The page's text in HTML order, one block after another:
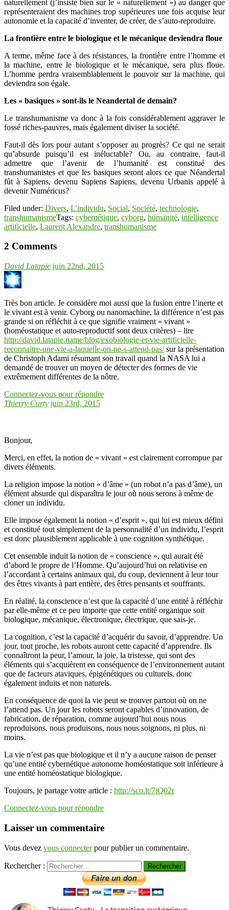
naturellement (j’insiste bien sur le « naturellement ») au danger que
représenteraient des machines trop supérieures une fois acquise leur
autonomie et la capacité d’inventer, de créer, de s’auto-reproduire.
La frontière entre le biologique et le mécanique deviendra floue
A terme, même face à des résistances, la frontière entre l’homme et
la machine, entre le biologique et le mécanique, sera plus floue.
L’homme perdra vraisemblablement le pouvoir sur la machine, qui
deviendra son égale.
Les « basiques » sont-ils le Neandertal de demain?
Le transhumanisme va donc à la fois considérablement aggraver le
fossé riches-pauvres, mais également diviser la société.
Faut-il dès lors pour autant s’opposer au progrès? Ce qui ne serait
qu’absurde puisqu’il est inéluctable? Ou, au contraire, faut-il
admettre que l’avenir de l’humanité est constitué des
transhumanistes et que les basiques seront alors ce que Néandertal
fût à Sapiens, devenu Sapiens Sapiens, devenu Urbanis appelé à
devenir Numéricus?
Filed under: Divers, L'individu, Social, Société, technologie,
transhumanismeTags: cybernétique, cyborg, humanité, intelligence
artificielle, Laurent Alexandre, transhumanisme
2 Comments
David Latapie juin 22nd, 2015
Très bon article. Je considère moi aussi que la fusion entre l’inerte et
le vivant est à venir. Cyborg ou nanomachine, la différence n’est pas
grande si on réfléchit à ce que signifie vraiment « vivant »
(homéostatique et auto-reproductif sont deux critères) – lire
http://david.latapie.name/blog/exobiologie-et-vie-artificielle-
reconnaitre-une-vie-a-laquelle-on-ne-s-attend-pas/sur la présentation
de Christoph Adami résumant son travail quand la NASA lui a
demandé de trouver un moyen de détecter des formes de vie
extrêmement différentes de la nôtre.
Connectez-vous pour répondre
Thierry Curty juin 23rd, 2015
Bonjour,
Merci, en effet, la notion de « vivant » est clairement corrompue par
divers éléments.
La religion impose la notion « d’âme » (un robot n’a pas d’âme), un
élément absurde qui disparaîtra le jour où nous serons à même de
cloner un individu.
Elle impose également la notion « d’esprit », qui lui est mieux défini
et constitué tout simplement de la personnalité d’un individu, l’esprit
est donc plausiblement applicable à une cognition synthétique.
Cet ensemble induit la notion de « conscience », qui aurait été
d’abord le propre de l’Homme. Qu’aujourd’hui on relativise en
l’accordant à certains animaux qui, du coup, deviennent à leur tour
des êtres vivants à part entière, des êtres pensants et souffrants.
En réalité, la conscience n’est que la capacité d’une entité à réfléchir
par elle-même et ce peu importe que cette entité organique soit
biologique, mécanique, électronique, électrique, que sais-je.
La cognition, c’est la capacité d’acquérir du savoir, d’apprendre. Un
jour, tout proche, les robots auront cette capacité d’apprendre. Ils
connaîtront la peur, l’amour, la joie, la tristesse, qui sont des
éléments qui s’acquièrent en conséquence de l’environnement autant
que de facteurs ataviques, épigénétiques ou culturels, donc
également induits et non naturels.
En conséquence de quoi la vie peut se trouver partout où on ne
l’attend pas. Un jour les robots seront capables d’innovation, de
fabrication, de réparation, comme aujourd’hui nous nous
reproduisons, nous produisons, nous nous soignons, ni plus, ni
moins.
La vie n’est pas que biologique et il n’y a aucune raison de penser
qu’une entité cybernétique autonome homéostatique soit inférieure à
une entité homéostatique biologique.
Toujours, je partage votre article : http://sco.lt/7iQ02r
Connectez-vous pour répondre
Laisser un commentaire
Vous devez vous connecterpour publier un commentaire.
Rechercher :